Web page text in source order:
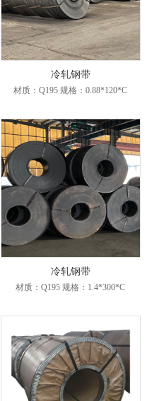
冷轧钢带
材质：Q195 规格：0.88*120*C
冷轧钢带
材质：Q195 规格：1.4*300*C